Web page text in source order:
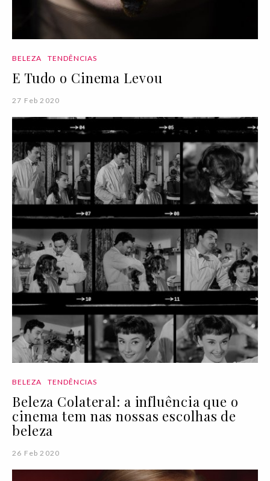
BELEZA TENDÊNCIAS
E Tudo o Cinema Levou
27 Feb 2020
BELEZA TENDÊNCIAS
Beleza Colateral: a influência que o
cinema tem nas nossas escolhas de
beleza
26 Feb 2020